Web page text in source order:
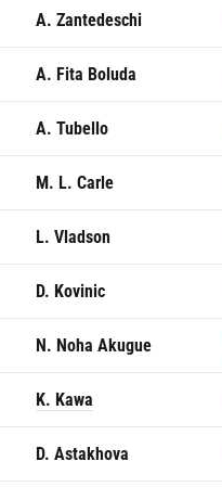
A. Zantedeschi
A. Fita Boluda
A. Tubello
M. L. Carle
L. Vladson
D. Kovinic
N. Noha Akugue
K. Kawa
D. Astakhova